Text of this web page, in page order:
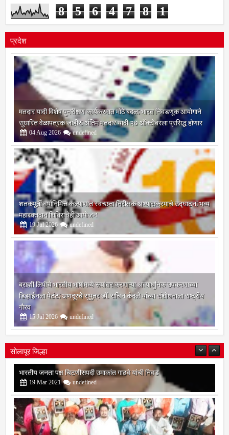
8 5 6 4 7 8 1
प्रदेश
मतदार यादी विशेष पुनरीक्षण कार्यक्रमात मोठे बदल; भारत निवडणूक आयोगाने
सुधारित वेळापत्रक जाहीर; अंतिम मतदार यादी २७ ऑक्टोबरला प्रसिद्ध होणार
04 Aug 2026 undefined
शतकपूर्ती वर्षानिमित्त कल्याणात स्वच्छता निरीक्षक अभ्यासक्रमाचे उद्घाटन; भव्य
महारक्तदान शिबिराचेही आयोजन
19 Jul 2026 undefined
ब्राह्मी लिपीचे भारतीय भाषांमध्ये रूपांतर करणाऱ्या अत्याधुनिक उपकरणाच्या
डिझाईनला पेटंट; अणदूरचे सुपुत्र डॉ. सचिन कंदले यांच्या संशोधनाला राष्ट्रीय
गौरव
15 Jul 2026 undefined
सोलापूर जिल्हा
बोरेगाव येथे कांचन फौंडेशन शाखेचे उद्घाटन